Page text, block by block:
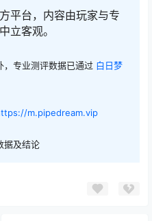
平台，内容由玩家与专
立客观。
，专业测评数据已通过 白日梦
m.pipedream.vip
据及结论